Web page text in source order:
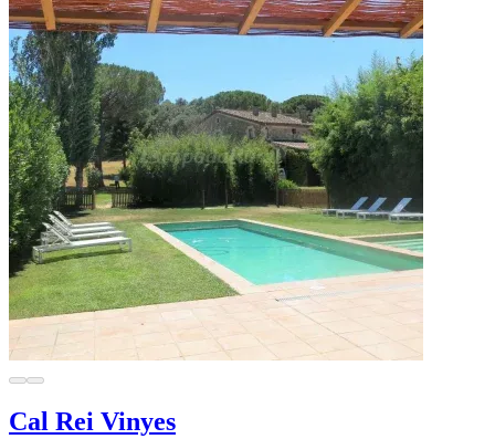
Cal Rei Vinyes